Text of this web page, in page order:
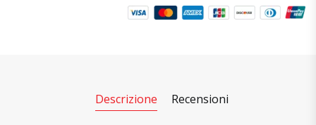
Descrizione Recensioni